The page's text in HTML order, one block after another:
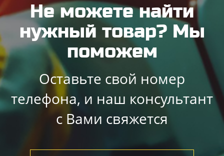
Не можете найти
нужный товар? Мы
поможем